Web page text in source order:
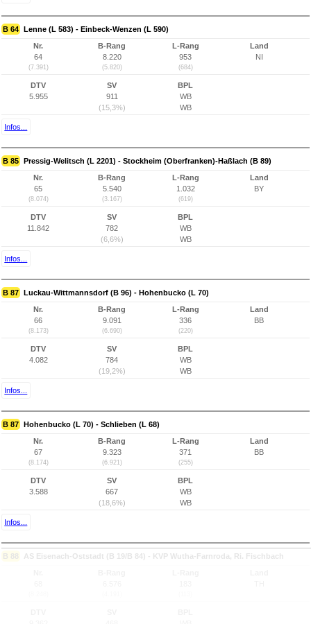
B 64 Lenne (L 583) - Einbeck-Wenzen (L 590)
Nr.
64
(7.391)
B-Rang
8.220
(5.820)
L-Rang
953
(684)
Land
NI
DTV
5.955
SV
911
(15,3%)
BPL
WB
WB
Infos...
B 85 Pressig-Welitsch (L 2201) - Stockheim (Oberfranken)-Haßlach (B 89)
Nr.
65
(8.074)
B-Rang
5.540
(3.167)
L-Rang
1.032
(619)
Land
BY
DTV
11.842
SV
782
(6,6%)
BPL
WB
WB
Infos...
B 87 Luckau-Wittmannsdorf (B 96) - Hohenbucko (L 70)
Nr.
66
(8.173)
B-Rang
9.091
(6.690)
L-Rang
336
(220)
Land
BB
DTV
4.082
SV
784
(19,2%)
BPL
WB
WB
Infos...
B 87 Hohenbucko (L 70) - Schlieben (L 68)
Nr.
67
(8.174)
B-Rang
9.323
(6.921)
L-Rang
371
(255)
Land
BB
DTV
3.588
SV
667
(18,6%)
BPL
WB
WB
Infos...
B 88 AS Eisenach-Oststadt (B 19/B 84) - KVP Wutha-Farnroda, Ri. Fischbach